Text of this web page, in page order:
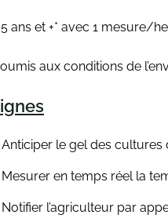
ans et +* avec 1 mesure/
aux conditions de
Anticiper le gel des cultures
Mesurer en temps réel la
Notifier l’agriculteur par